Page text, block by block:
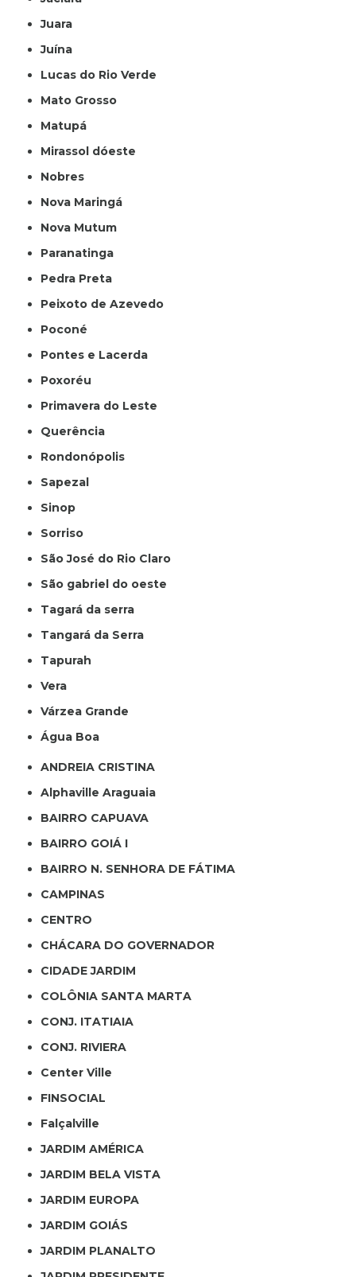
Juara
Juína
Lucas do Rio Verde
Mato Grosso
Matupá
Mirassol dóeste
Nobres
Nova Maringá
Nova Mutum
Paranatinga
Pedra Preta
Peixoto de Azevedo
Poconé
Pontes e Lacerda
Poxoréu
Primavera do Leste
Querência
Rondonópolis
Sapezal
Sinop
Sorriso
São José do Rio Claro
São gabriel do oeste
Tagará da serra
Tangará da Serra
Tapurah
Vera
Várzea Grande
Água Boa
ANDREIA CRISTINA
Alphaville Araguaia
BAIRRO CAPUAVA
BAIRRO GOIÁ I
BAIRRO N. SENHORA DE FÁTIMA
CAMPINAS
CENTRO
CHÁCARA DO GOVERNADOR
CIDADE JARDIM
COLÔNIA SANTA MARTA
CONJ. ITATIAIA
CONJ. RIVIERA
Center Ville
FINSOCIAL
Falçalville
JARDIM AMÉRICA
JARDIM BELA VISTA
JARDIM EUROPA
JARDIM GOIÁS
JARDIM PLANALTO